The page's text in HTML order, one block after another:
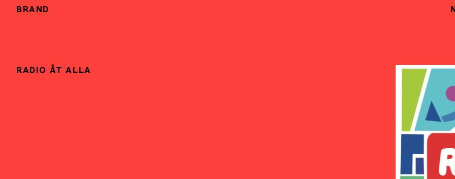
BRAND
RADIO ÅT ALLA